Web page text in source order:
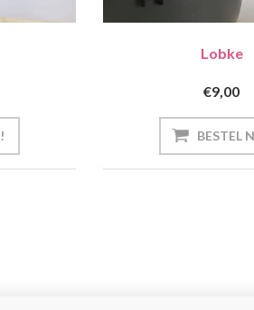
Lobke
€9,00